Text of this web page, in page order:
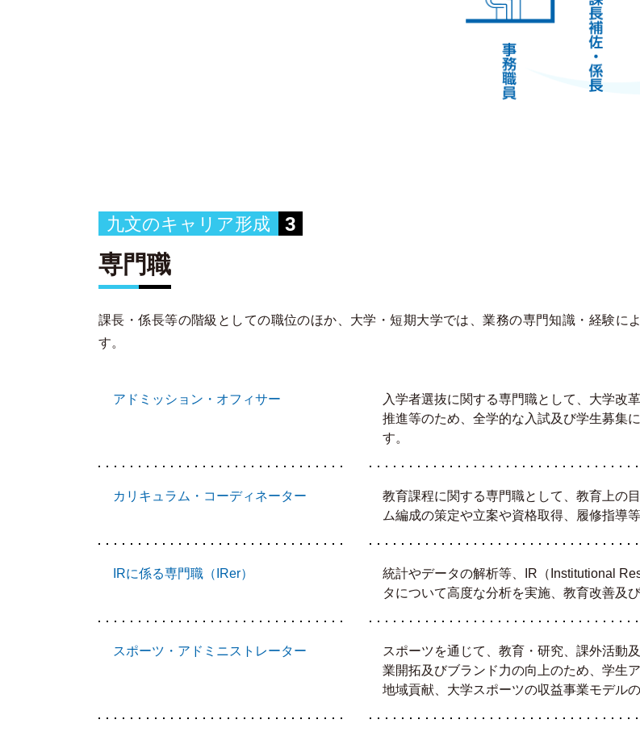
3
九文のキャリア形成
専門職
課長・係長等の階級としての職位のほか、大学・短期大学では、業務の専門知識・経験に
す。
アドミッション・オフィサー
入学者選抜に関する専門職として、大学改
推進等のため、全学的な入試及び学生募集
す。
カリキュラム・コーディネーター
教育課程に関する専門職として、教育上の
ム編成の策定や立案や資格取得、履修指導
IRに係る専門職（IRer）
統計やデータの解析等、IR（Institutional
タについて高度な分析を実施、教育改善及
スポーツ・アドミニストレーター
スポーツを通じて、教育・研究、課外活動
業開拓及びブランド力の向上のため、学生
地域貢献、大学スポーツの収益事業モデル